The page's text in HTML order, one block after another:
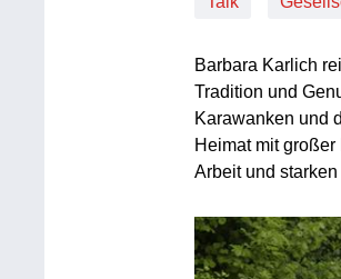
Barbara Karlich
Tradition und
Karawanken und
Heimat mit
Arbeit und